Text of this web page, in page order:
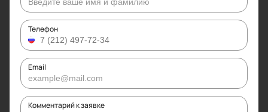
Телефон
Email
Комментарий к заявке